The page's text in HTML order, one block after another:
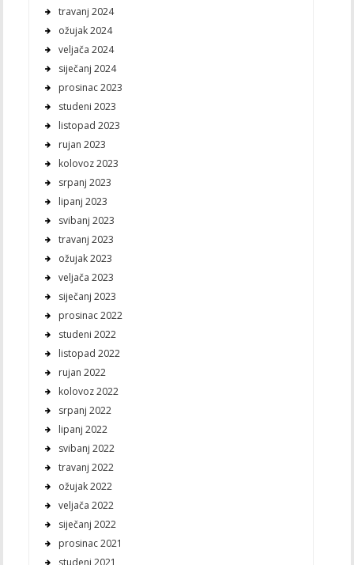
travanj 2024
ožujak 2024
veljača 2024
siječanj 2024
prosinac 2023
studeni 2023
listopad 2023
rujan 2023
kolovoz 2023
srpanj 2023
lipanj 2023
svibanj 2023
travanj 2023
ožujak 2023
veljača 2023
siječanj 2023
prosinac 2022
studeni 2022
listopad 2022
rujan 2022
kolovoz 2022
srpanj 2022
lipanj 2022
svibanj 2022
travanj 2022
ožujak 2022
veljača 2022
siječanj 2022
prosinac 2021
studeni 2021